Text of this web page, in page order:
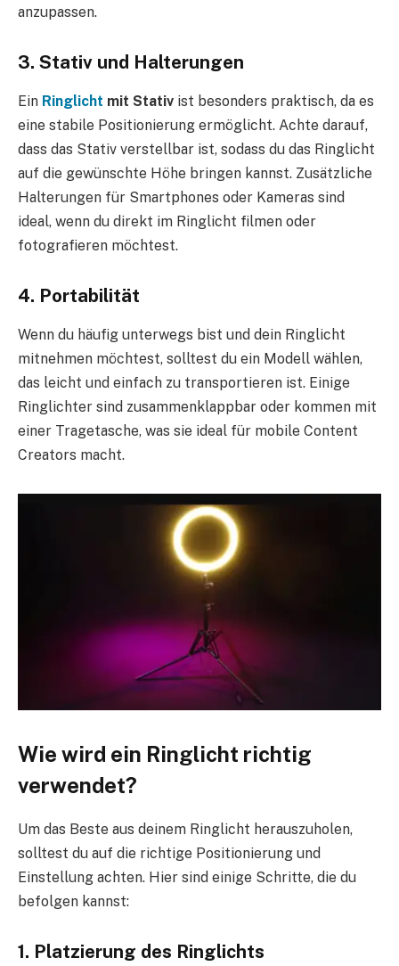
anzupassen.
3. Stativ und Halterungen
Ein Ringlicht mit Stativ ist besonders praktisch, da es
eine stabile Positionierung ermöglicht. Achte darauf,
dass das Stativ verstellbar ist, sodass du das Ringlicht
auf die gewünschte Höhe bringen kannst. Zusätzliche
Halterungen für Smartphones oder Kameras sind
ideal, wenn du direkt im Ringlicht filmen oder
fotografieren möchtest.
4. Portabilität
Wenn du häufig unterwegs bist und dein Ringlicht
mitnehmen möchtest, solltest du ein Modell wählen,
das leicht und einfach zu transportieren ist. Einige
Ringlichter sind zusammenklappbar oder kommen mit
einer Tragetasche, was sie ideal für mobile Content
Creators macht.
Wie wird ein Ringlicht richtig
verwendet?
Um das Beste aus deinem Ringlicht herauszuholen,
solltest du auf die richtige Positionierung und
Einstellung achten. Hier sind einige Schritte, die du
befolgen kannst:
1. Platzierung des Ringlichts